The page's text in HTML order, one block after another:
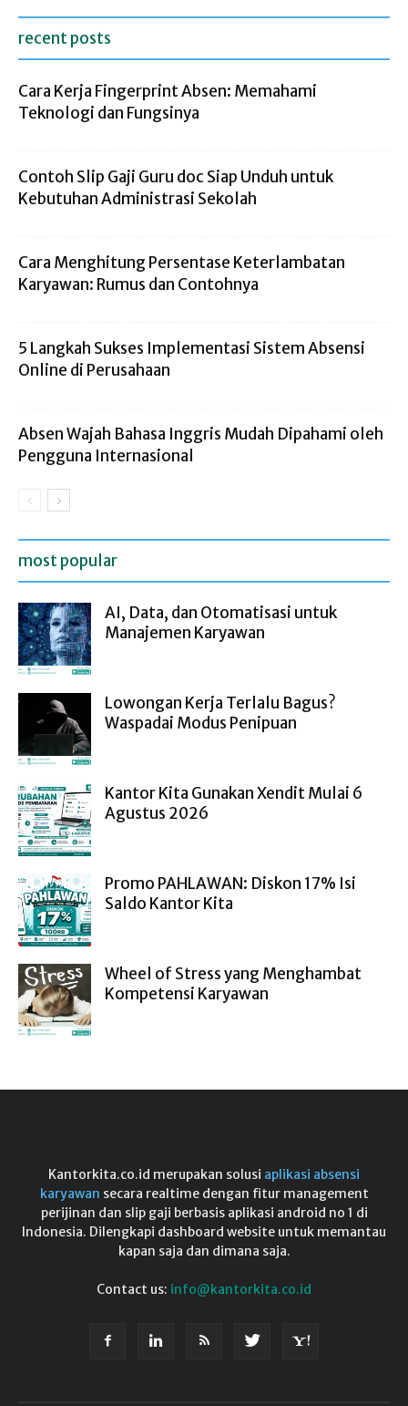
recent posts
Cara Kerja Fingerprint Absen: Memahami
Teknologi dan Fungsinya
Contoh Slip Gaji Guru doc Siap Unduh untuk
Kebutuhan Administrasi Sekolah
Cara Menghitung Persentase Keterlambatan
Karyawan: Rumus dan Contohnya
5 Langkah Sukses Implementasi Sistem Absensi
Online di Perusahaan
Absen Wajah Bahasa Inggris Mudah Dipahami oleh
Pengguna Internasional
most popular
AI, Data, dan Otomatisasi untuk
Manajemen Karyawan
Lowongan Kerja Terlalu Bagus?
Waspadai Modus Penipuan
Kantor Kita Gunakan Xendit Mulai 6
Agustus 2026
Promo PAHLAWAN: Diskon 17% Isi
Saldo Kantor Kita
Wheel of Stress yang Menghambat
Kompetensi Karyawan
Kantorkita.co.id merupakan solusi aplikasi absensi
karyawan secara realtime dengan fitur management
perijinan dan slip gaji berbasis aplikasi android no 1 di
Indonesia. Dilengkapi dashboard website untuk memantau
kapan saja dan dimana saja.
Contact us: info@kantorkita.co.id